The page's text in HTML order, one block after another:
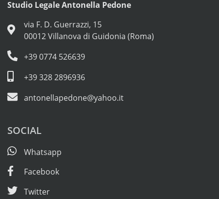
Studio Legale Antonella Pedone
via F. D. Guerrazzi, 15
00012 Villanova di Guidonia (Roma)
+39 0774 526639
+39 328 2896936
antonellapedone@yahoo.it
SOCIAL
Whatsapp
Facebook
Twitter